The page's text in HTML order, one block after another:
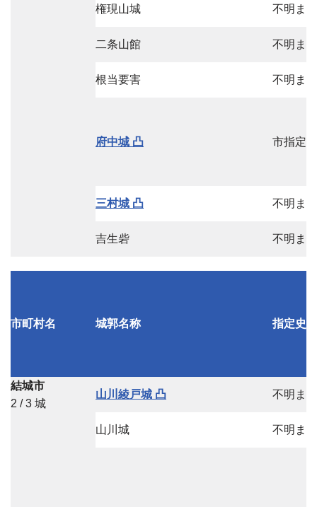
権現山城 不明ま
二条山館 不明ま
根当要害 不明ま
府中城 凸 市指定
三村城 凸 不明ま
吉生砦 不明ま
市町村名 城郭名称 指定史跡
結城市
2 / 3 城
山川綾戸城 凸 不明ま
山川城 不明ま